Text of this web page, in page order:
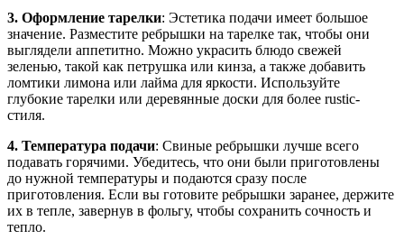
3. Оформление тарелки: Эстетика подачи имеет большое
значение. Разместите ребрышки на тарелке так, чтобы они
выглядели аппетитно. Можно украсить блюдо свежей
зеленью, такой как петрушка или кинза, а также добавить
ломтики лимона или лайма для яркости. Используйте
глубокие тарелки или деревянные доски для более rustic-
стиля.
4. Температура подачи: Свиные ребрышки лучше всего
подавать горячими. Убедитесь, что они были приготовлены
до нужной температуры и подаются сразу после
приготовления. Если вы готовите ребрышки заранее, держите
их в тепле, завернув в фольгу, чтобы сохранить сочность и
тепло.